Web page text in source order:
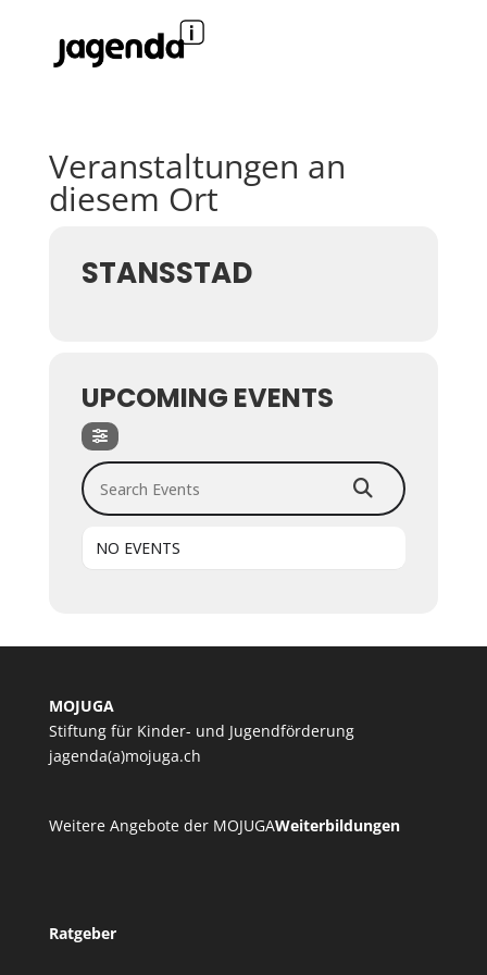
Veranstaltungen an
diesem Ort
STANSSTAD
UPCOMING EVENTS
Search Events
NO EVENTS
MOJUGA
Stiftung für Kinder- und Jugendförderung
jagenda(a)mojuga.ch
Weitere Angebote der MOJUGAWeiterbildungen
Ratgeber